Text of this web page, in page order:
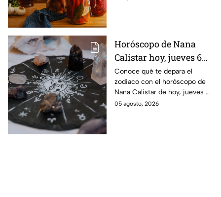
Horóscopo de Nana
Calistar hoy, jueves 6
de agosto: a estos
signos se les abren las
puertas del dinero
Conoce qué te depara el
zodiaco con el horóscopo de
Nana Calistar de hoy, jueves 6
de agosto. ¿Será dinero o
05 agosto, 2026